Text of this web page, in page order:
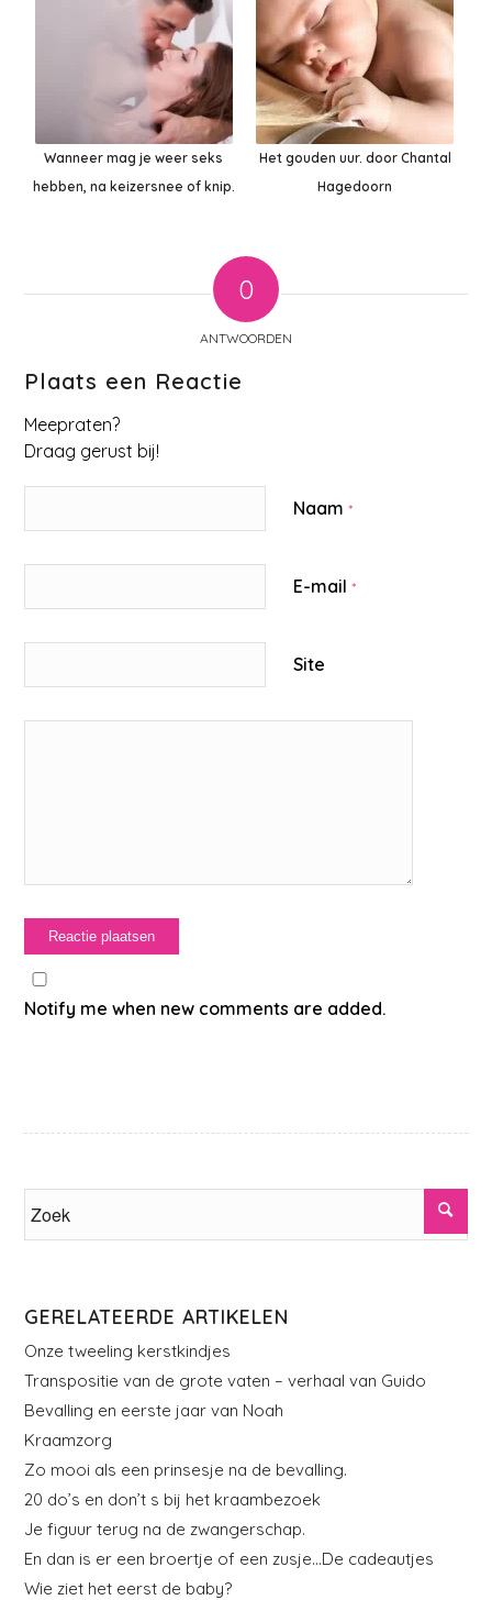
Wanneer mag je weer seks
hebben, na keizersnee of knip.
Het gouden uur. door Chantal
Hagedoorn
0
ANTWOORDEN
Plaats een Reactie
Meepraten?
Draag gerust bij!
Naam*
E-mail*
Site
Notify me when new comments are added.
GERELATEERDE ARTIKELEN
Onze tweeling kerstkindjes
Transpositie van de grote vaten – verhaal van Guido
Bevalling en eerste jaar van Noah
Kraamzorg
Zo mooi als een prinsesje na de bevalling.
20 do’s en don’t s bij het kraambezoek
Je figuur terug na de zwangerschap.
En dan is er een broertje of een zusje…De cadeautjes
Wie ziet het eerst de baby?